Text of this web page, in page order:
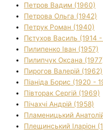
Петров Вадим (1960)
Петрова Ольга (1942)
Петрук Роман (1940)
Пєтухов Василь (1914
Пилипенко Іван (1957)
Пилипчук Оксана
Пирогов Валерій (1962)
Піаніда Борис (1920 -
Півторак Сергій (1969)
Пічахчі Андрій (1958)
Пламеницький
Плещинський Іларіон